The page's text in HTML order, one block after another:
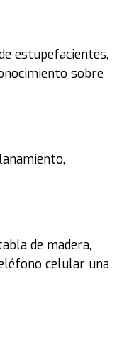
estupefacientes,
sobre
de madera,
celular una